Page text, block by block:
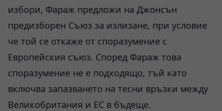
избори, Фараж предложи на Джонсън
предизборен Съюз за излизане, при условие
че той се откаже от споразумение с
Европейския съюз. Според Фараж това
споразумение не е подходящо, тъй като
включва запазването на тесни връзки между
Великобритания и ЕС в бъдеще.